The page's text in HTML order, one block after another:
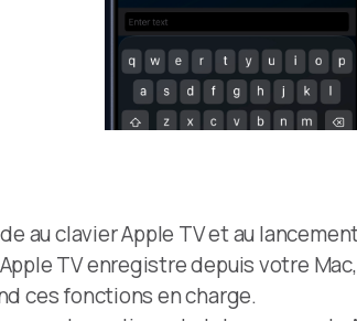
au clavier Apple TV et au
TV enregistre depuis votre
ces fonctions en charge.